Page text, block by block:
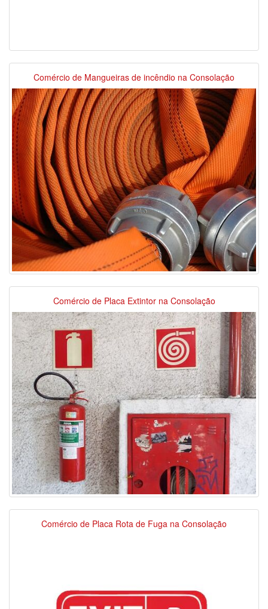
Comércio de Mangueiras de incêndio na Consolação
Comércio de Placa Extintor na Consolação
Comércio de Placa Rota de Fuga na Consolação